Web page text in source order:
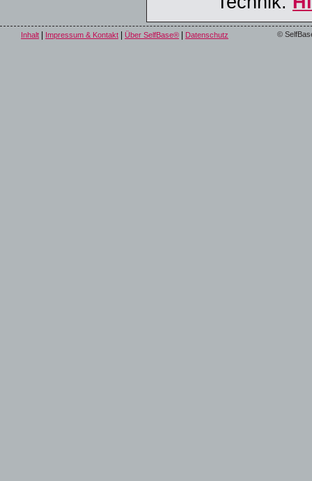
Inhalt Impressum & Kontakt Über SelfBase® Datenschutz ©